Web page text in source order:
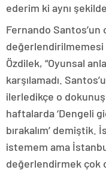
ederim ki aynı
Fernando Santos’un
Özdilek, “Oyunsal
karşılamadı.
ilerledikçe o
haftalarda ‘Dengeli
bırakalım’ demiştik.
istemem ama
değerlendirmek çok